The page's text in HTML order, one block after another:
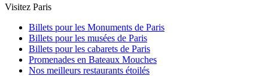
Visitez Paris
Billets pour les Monuments de Paris
Billets pour les musées de Paris
Billets pour les cabarets de Paris
Promenades en Bateaux Mouches
Nos meilleurs restaurants étoilés